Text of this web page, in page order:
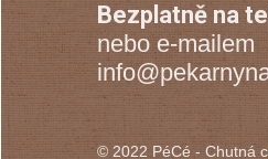
Bezplatně na
nebo e-mailem
© 2022 PéCé - Chutná